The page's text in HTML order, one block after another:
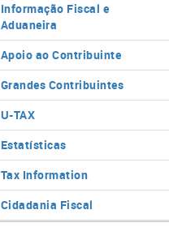
Informação Fiscal e
Aduaneira
Apoio ao Contribuinte
Grandes Contribuintes
U-TAX
Estatísticas
Tax Information
Cidadania Fiscal